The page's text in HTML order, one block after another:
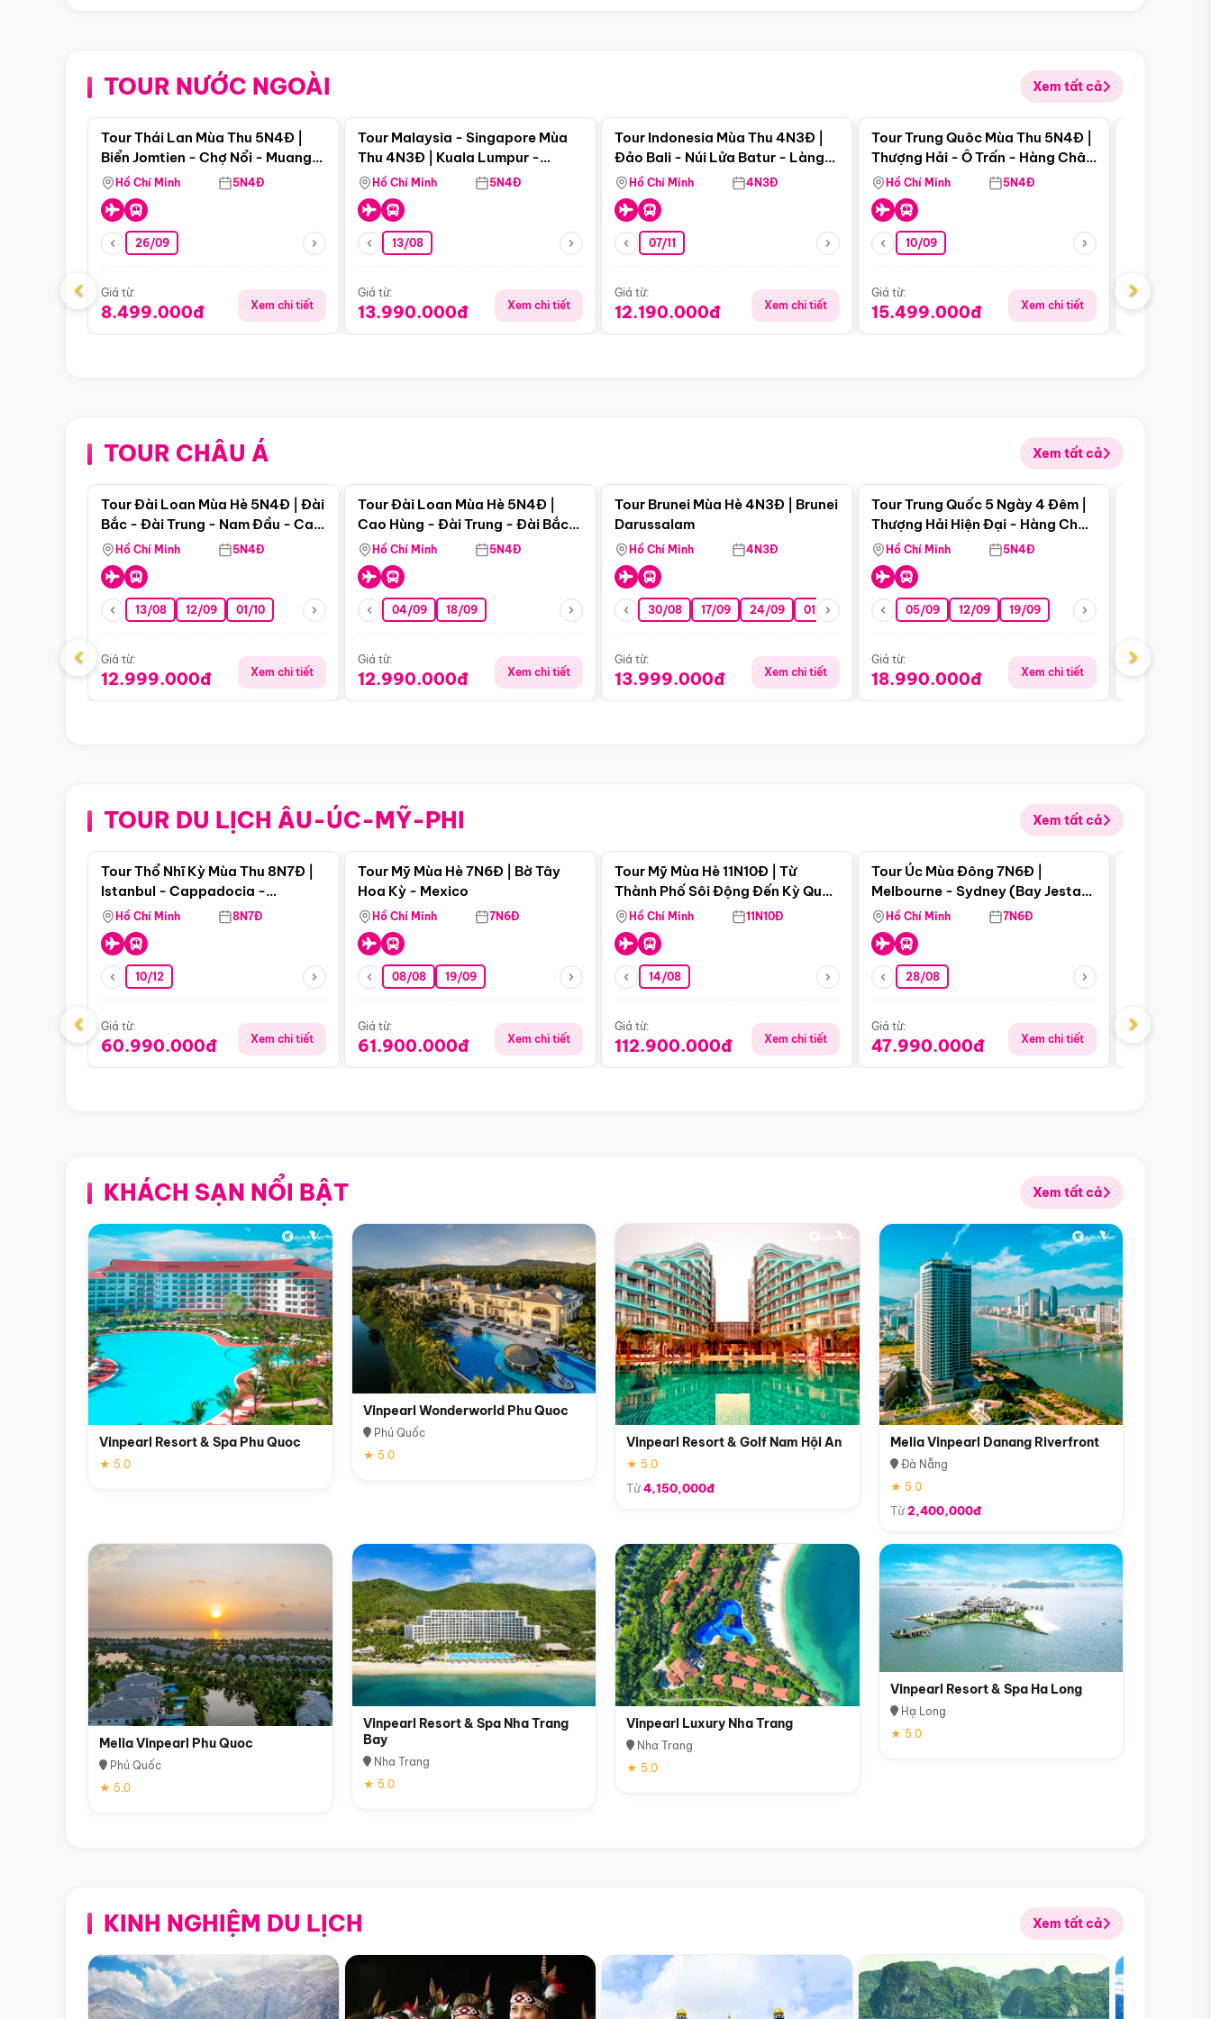
TOUR NƯỚC NGOÀI Xem tất cả
Điểm nổi bật
Tour Thái Lan Mùa Thu 5N4Đ |
Biển Jomtien - Chợ Nổi - Muang
Boran - Suanthai
Hồ Chí Minh 5N4Đ
26/09
Giá từ:
8.499.000đ Xem chi tiết
Tour Malaysia - Singapore Mùa
Thu 4N3Đ | Kuala Lumpur -
Malacca - Johor Baru -
Singapore
Hồ Chí Minh 5N4Đ
13/08
Giá từ:
13.990.000đ Xem chi tiết
Tour Indonesia Mùa Thu 4N3Đ |
Đảo Bali - Núi Lửa Batur - Làng
Penglipuran
Hồ Chí Minh 4N3Đ
07/11
Giá từ:
12.190.000đ Xem chi tiết
Điểm nổi bật
Tour Trung Quôc Mùa Thu 5N4Đ |
Thượng Hải - Ô Trấn - Hàng Châu
(Tour Không Shopping)
Hồ Chí Minh 5N4Đ
10/09
Giá từ:
15.499.000đ Xem chi tiết
Giá từ:
‹ ›
TOUR CHÂU Á Xem tất cả
Điểm nổi bật
Tour Đài Loan Mùa Hè 5N4Đ | Đài
Bắc - Đài Trung - Nam Đầu - Cao
Hùng ( Bay Vn)
Hồ Chí Minh 5N4Đ
13/08 12/09 01/10
Giá từ:
12.999.000đ Xem chi tiết
Tour Đài Loan Mùa Hè 5N4Đ |
Cao Hùng - Đài Trung - Đài Bắc
(Bay Vj)
Hồ Chí Minh 5N4Đ
04/09 18/09
Giá từ:
12.990.000đ Xem chi tiết
Tour Brunei Mùa Hè 4N3Đ | Brunei
Darussalam
Hồ Chí Minh 4N3Đ
30/08 17/09 24/09 01/10 15/10 29/10
Giá từ:
13.999.000đ Xem chi tiết
Điểm nổi bật
Tour Trung Quốc 5 Ngày 4 Đêm |
Thượng Hải Hiện Đại - Hàng Châu
Nên Thơ - Ô Trấn Cổ Kính
Hồ Chí Minh 5N4Đ
05/09 12/09 19/09
Giá từ:
18.990.000đ Xem chi tiết
Giá từ:
‹ ›
TOUR DU LỊCH ÂU-ÚC-MỸ-PHI Xem tất cả
Điểm nổi bật
Tour Thổ Nhĩ Kỳ Mùa Thu 8N7Đ |
Istanbul - Cappadocia -
Pamukkale
Hồ Chí Minh 8N7Đ
10/12
Giá từ:
60.990.000đ Xem chi tiết
Tour Mỹ Mùa Hè 7N6Đ | Bờ Tây
Hoa Kỳ - Mexico
Hồ Chí Minh 7N6Đ
08/08 19/09
Giá từ:
61.900.000đ Xem chi tiết
Tour Mỹ Mùa Hè 11N10Đ | Từ
Thành Phố Sôi Động Đến Kỳ Quan
Thiên Nhiên Mỹ
Hồ Chí Minh 11N10Đ
14/08
Giá từ:
112.900.000đ Xem chi tiết
Điểm nổi bật
Tour Úc Mùa Đông 7N6Đ |
Melbourne - Sydney (Bay Jestar
Airways)
Hồ Chí Minh 7N6Đ
28/08
Giá từ:
47.990.000đ Xem chi tiết
Giá từ:
‹ ›
KHÁCH SẠN NỔI BẬT Xem tất cả
Vinpearl Resort & Spa Phu Quoc
★ 5.0
Vinpearl Wonderworld Phu Quoc
Phú Quốc
★ 5.0
Vinpearl Resort & Golf Nam Hội An
★ 5.0
Từ4,150,000đ
Melia Vinpearl Danang Riverfront
Đà Nẵng
★ 5.0
Từ2,400,000đ
Melia Vinpearl Phu Quoc
Phú Quốc
★ 5.0
Vinpearl Resort & Spa Nha Trang
Bay
Nha Trang
★ 5.0
Vinpearl Luxury Nha Trang
Nha Trang
★ 5.0
Vinpearl Resort & Spa Ha Long
Hạ Long
★ 5.0
KINH NGHIỆM DU LỊCH Xem tất cả